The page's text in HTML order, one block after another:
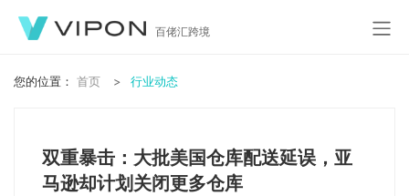
百佬汇跨境
您的位置： 首页 行业动态
双重暴击：大批美国仓库配送延误，亚
马逊却计划关闭更多仓库